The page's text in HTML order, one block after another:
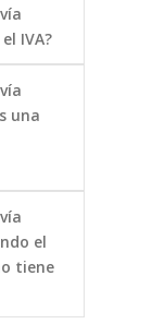
IVA?
una
el
tiene